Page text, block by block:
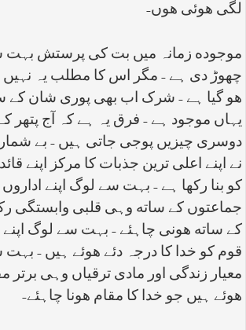
لگی هوئی هوں-
موجوده زمانہ میں بت کی پرستش بہت
چهوڑ دی ہے - مگر اس کا مطلب یہ
هو گیا ہے - شرک اب بهی پوری شان کے
یہاں موجود ہے - فرق یہ ہے کہ آج پتهر
دوسری چیزیں پوجی جاتی ہیں - بے
نے اپنے اعلی ترین جذبات کا مرکز اپنے
کو بنا رکها ہے - بہت سے لوگ اپنے اداروں
جماعتوں کے ساته وہی قلبی وابستگی
کے ساته هونی چاہئے - بہت سے لوگ اپنے
قوم کو خدا کا درجہ دئے هوئے ہیں -
معیار زندگی اور مادی ترقیاں وہی برتر
هوئے ہیں جو خدا کا مقام هونا چاہئے-